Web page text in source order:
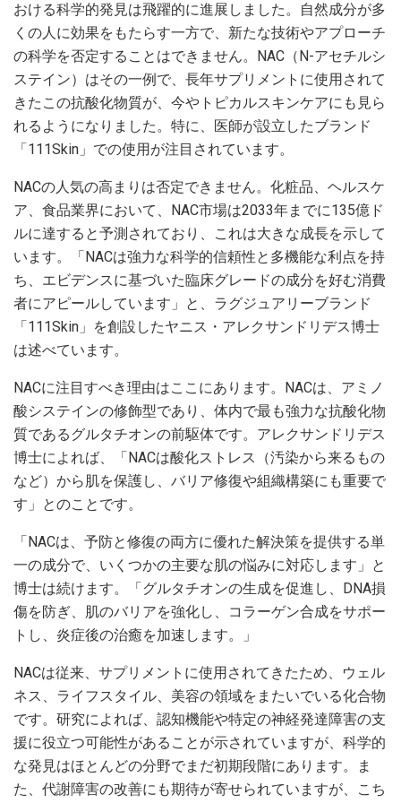
おける科学的発見は飛躍的に進展しました。自然成分が多
くの人に効果をもたらす一方で、新たな技術やアプローチ
の科学を否定することはできません。NAC（N-アセチルシ
ステイン）はその一例で、長年サプリメントに使用されて
きたこの抗酸化物質が、今やトピカルスキンケアにも見ら
れるようになりました。特に、医師が設立したブランド
「111Skin」での使用が注目されています。
NACの人気の高まりは否定できません。化粧品、ヘルスケ
ア、食品業界において、NAC市場は2033年までに135億ド
ルに達すると予測されており、これは大きな成長を示して
います。「NACは強力な科学的信頼性と多機能な利点を持
ち、エビデンスに基づいた臨床グレードの成分を好む消費
者にアピールしています」と、ラグジュアリーブランド
「111Skin」を創設したヤニス・アレクサンドリデス博士
は述べています。
NACに注目すべき理由はここにあります。NACは、アミノ
酸システインの修飾型であり、体内で最も強力な抗酸化物
質であるグルタチオンの前駆体です。アレクサンドリデス
博士によれば、「NACは酸化ストレス（汚染から来るもの
など）から肌を保護し、バリア修復や組織構築にも重要で
す」とのことです。
「NACは、予防と修復の両方に優れた解決策を提供する単
一の成分で、いくつかの主要な肌の悩みに対応します」と
博士は続けます。「グルタチオンの生成を促進し、DNA損
傷を防ぎ、肌のバリアを強化し、コラーゲン合成をサポー
トし、炎症後の治癒を加速します。」
NACは従来、サプリメントに使用されてきたため、ウェル
ネス、ライフスタイル、美容の領域をまたいでいる化合物
です。研究によれば、認知機能や特定の神経発達障害の支
援に役立つ可能性があることが示されていますが、科学的
な発見はほとんどの分野でまだ初期段階にあります。ま
た、代謝障害の改善にも期待が寄せられていますが、こち